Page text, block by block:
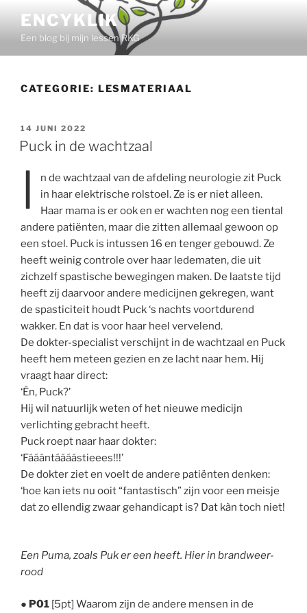
inhoud
ENCYKLIK
Een blog bij mijn lessen RKG
CATEGORIE: LESMATERIAAL
GEPLAATST
OP
14 JUNI 2022
Puck in de wachtzaal
I
n de wachtzaal van de afdeling neurologie zit Puck
in haar elektrische rolstoel. Ze is er niet alleen.
Haar mama is er ook en er wachten nog een tiental
andere patiënten, maar die zitten allemaal gewoon op
een stoel. Puck is intussen 16 en tenger gebouwd. Ze
heeft weinig controle over haar ledematen, die uit
zichzelf spastische bewegingen maken. De laatste tijd
heeft zij daarvoor andere medicijnen gekregen, want
de spasticiteit houdt Puck ‘s nachts voortdurend
wakker. En dat is voor haar heel vervelend.
De dokter-specialist verschijnt in de wachtzaal en Puck
heeft hem meteen gezien en ze lacht naar hem. Hij
vraagt haar direct:
‘Èn, Puck?’
Hij wil natuurlijk weten of het nieuwe medicijn
verlichting gebracht heeft.
Puck roept naar haar dokter:
‘Fááántáááástieees!!!’
De dokter ziet en voelt de andere patiënten denken:
‘hoe kan iets nu ooit “fantastisch” zijn voor een meisje
dat zo ellendig zwaar gehandicapt is? Dat kàn toch niet!
Een Puma, zoals Puk er een heeft. Hier in brandweer-
rood
● P01 [5pt] Waarom zijn de andere mensen in de